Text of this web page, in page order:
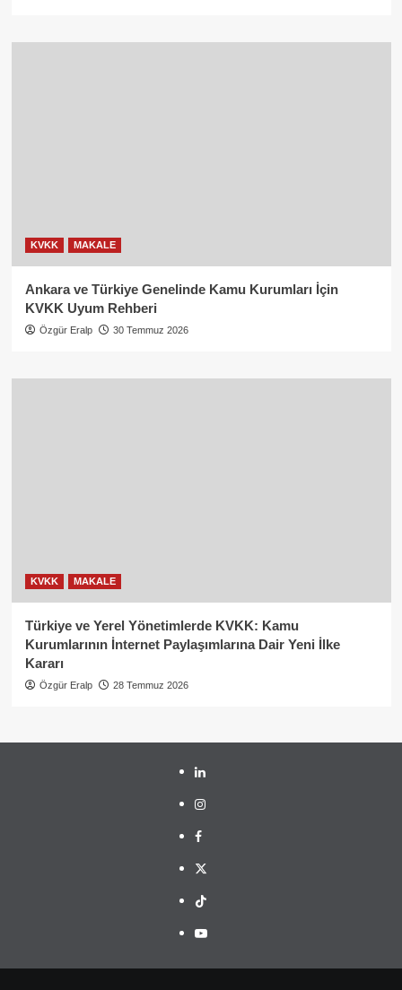
KVKK MAKALE
Ankara ve Türkiye Genelinde Kamu Kurumları İçin
KVKK Uyum Rehberi
Özgür Eralp 30 Temmuz 2026
KVKK MAKALE
Türkiye ve Yerel Yönetimlerde KVKK: Kamu
Kurumlarının İnternet Paylaşımlarına Dair Yeni İlke
Kararı
Özgür Eralp 28 Temmuz 2026
linkedin
instagram
facebook
twitter
tiktok
youtube